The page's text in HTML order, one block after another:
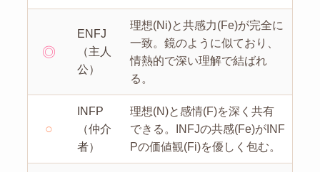
◎
ENFJ
（主人
公）
理想(Ni)と共感力(Fe)が完全に
一致。鏡のように似ており、
情熱的で深い理解で結ばれ
る。
○
INFP
（仲介
者）
理想(N)と感情(F)を深く共有
できる。INFJの共感(Fe)がINF
Pの価値観(Fi)を優しく包む。